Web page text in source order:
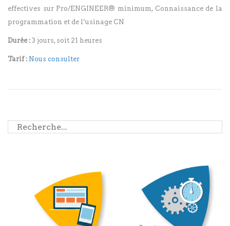
effectives sur Pro/ENGINEER® minimum, Connaissance de la
programmation et de l’usinage CN
Durée : 3 jours, soit 21 heures
Tarif : Nous consulter